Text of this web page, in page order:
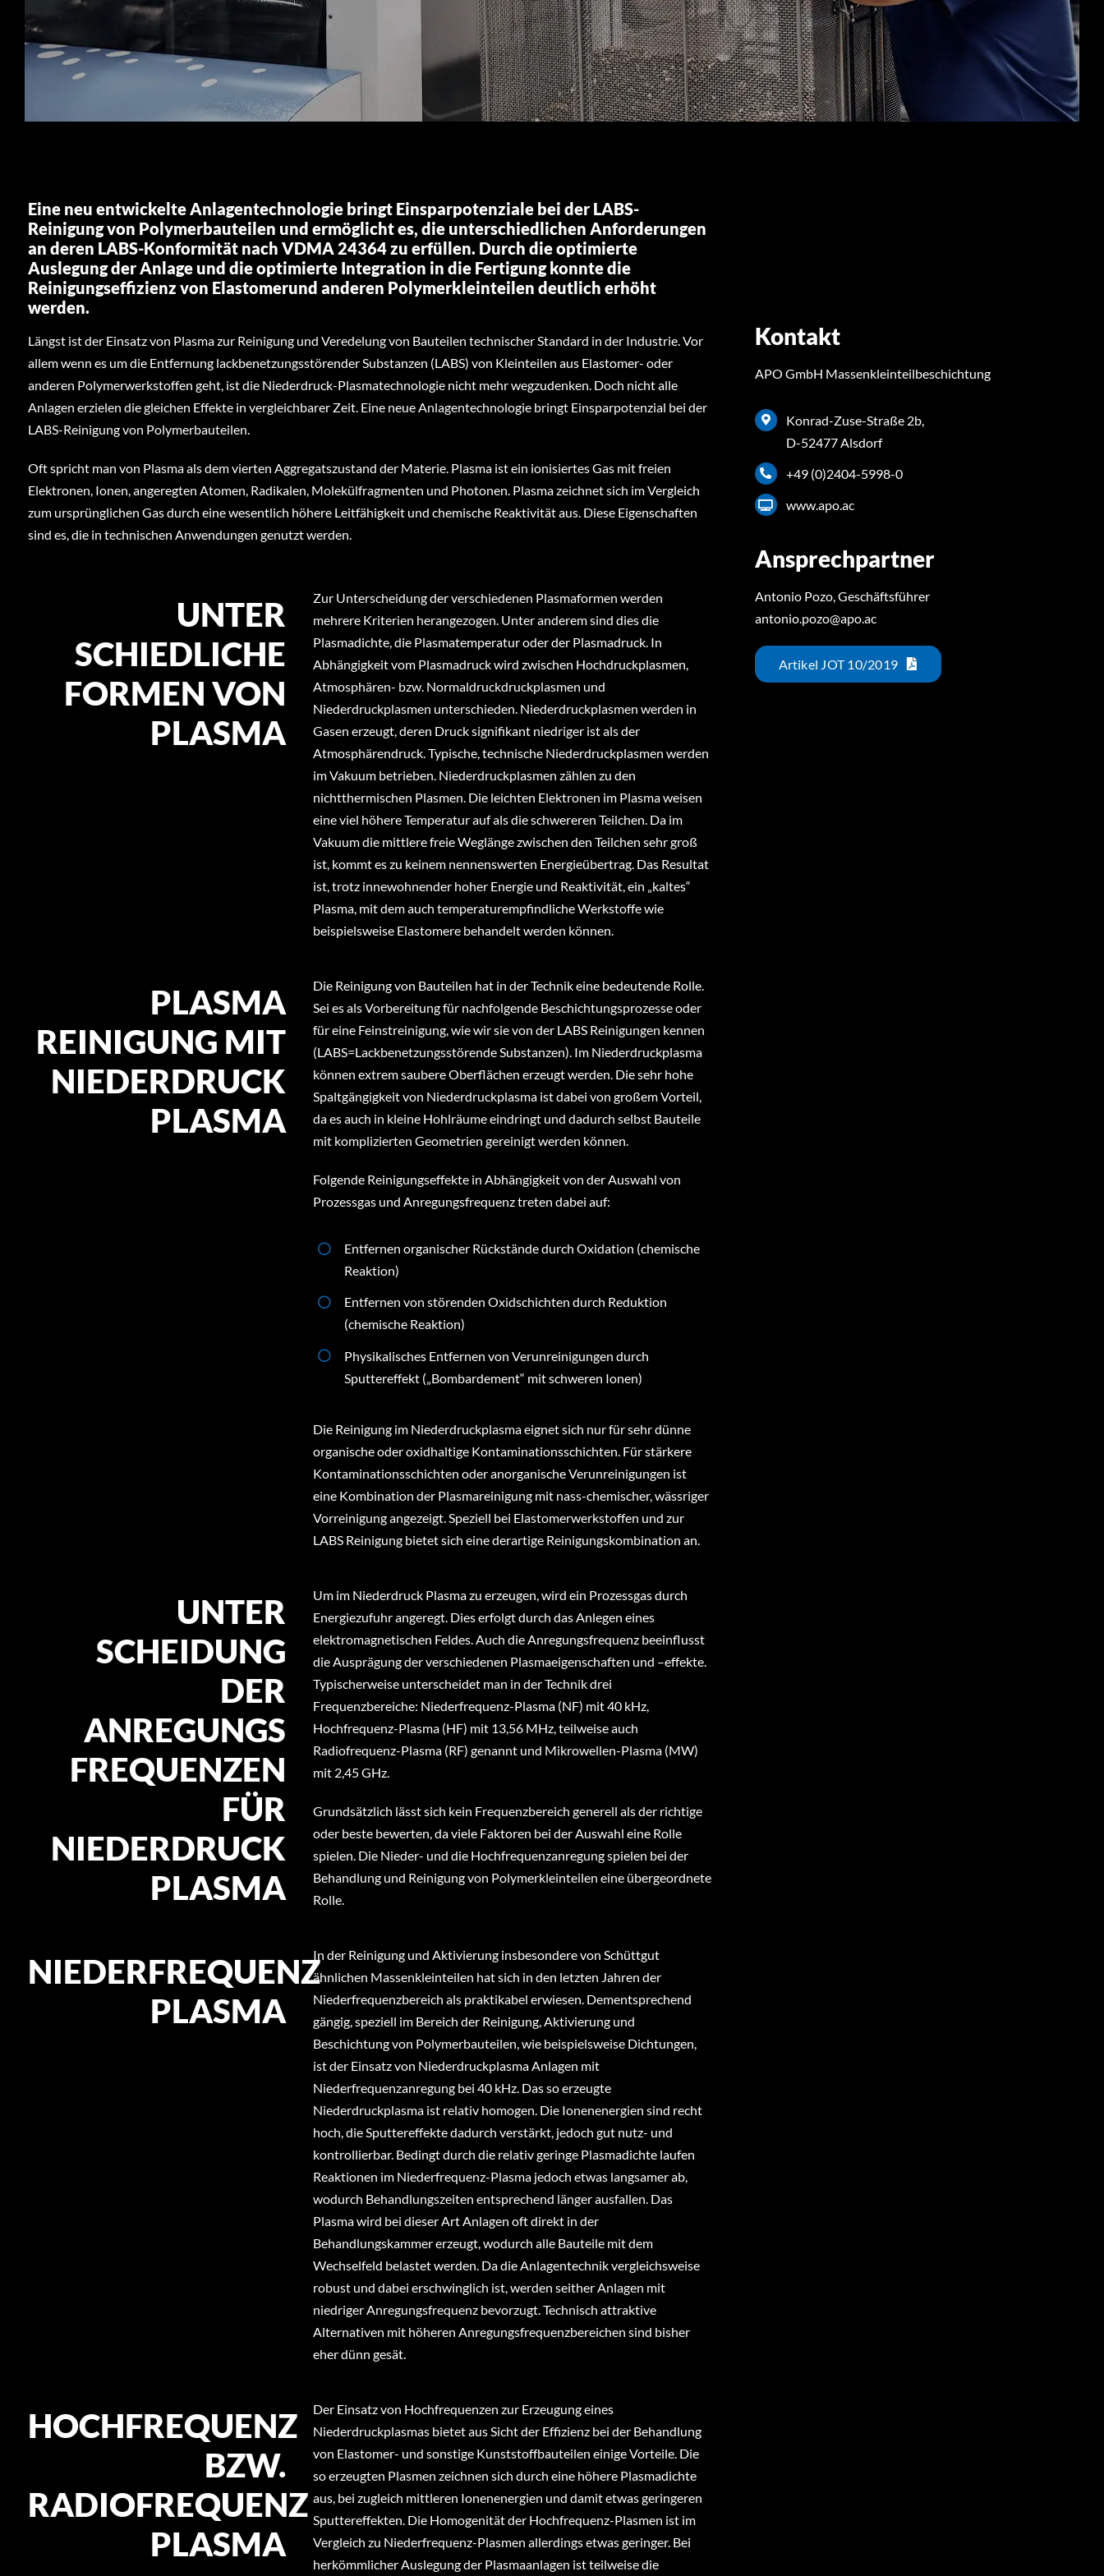
Eine neu entwickelte Anlagentechnologie bringt Einsparpotenziale bei der LABS-
Reinigung von Polymerbauteilen und ermöglicht es, die unterschiedlichen Anforderungen
an deren LABS-Konformität nach VDMA 24364 zu erfüllen. Durch die optimierte
Auslegung der Anlage und die optimierte Integration in die Fertigung konnte die
Reinigungseffizienz von Elastomerund anderen Polymerkleinteilen deutlich erhöht
werden.
Längst ist der Einsatz von Plasma zur Reinigung und Veredelung von Bauteilen technischer Standard in der Industrie. Vor
allem wenn es um die Entfernung lackbenetzungsstörender Substanzen (LABS) von Kleinteilen aus Elastomer- oder
anderen Polymerwerkstoffen geht, ist die Niederdruck-Plasmatechnologie nicht mehr wegzudenken. Doch nicht alle
Anlagen erzielen die gleichen Effekte in vergleichbarer Zeit. Eine neue Anlagentechnologie bringt Einsparpotenzial bei der
LABS-Reinigung von Polymerbauteilen.
Oft spricht man von Plasma als dem vierten Aggregatszustand der Materie. Plasma ist ein ionisiertes Gas mit freien
Elektronen, Ionen, angeregten Atomen, Radikalen, Molekülfragmenten und Photonen. Plasma zeichnet sich im Vergleich
zum ursprünglichen Gas durch eine wesentlich höhere Leitfähigkeit und chemische Reaktivität aus. Diese Eigenschaften
sind es, die in technischen Anwendungen genutzt werden.
UNTER
SCHIEDLICHE
FORMEN VON
PLASMA
Zur Unterscheidung der verschiedenen Plasmaformen werden
mehrere Kriterien herangezogen. Unter anderem sind dies die
Plasmadichte, die Plasmatemperatur oder der Plasmadruck. In
Abhängigkeit vom Plasmadruck wird zwischen Hochdruckplasmen,
Atmosphären- bzw. Normaldruckdruckplasmen und
Niederdruckplasmen unterschieden. Niederdruckplasmen werden in
Gasen erzeugt, deren Druck signifikant niedriger ist als der
Atmosphärendruck. Typische, technische Niederdruckplasmen werden
im Vakuum betrieben. Niederdruckplasmen zählen zu den
nichtthermischen Plasmen. Die leichten Elektronen im Plasma weisen
eine viel höhere Temperatur auf als die schwereren Teilchen. Da im
Vakuum die mittlere freie Weglänge zwischen den Teilchen sehr groß
ist, kommt es zu keinem nennenswerten Energieübertrag. Das Resultat
ist, trotz innewohnender hoher Energie und Reaktivität, ein „kaltes“
Plasma, mit dem auch temperaturempfindliche Werkstoffe wie
beispielsweise Elastomere behandelt werden können.
PLASMA
REINIGUNG MIT
NIEDERDRUCK
PLASMA
Die Reinigung von Bauteilen hat in der Technik eine bedeutende Rolle.
Sei es als Vorbereitung für nachfolgende Beschichtungsprozesse oder
für eine Feinstreinigung, wie wir sie von der LABS Reinigungen kennen
(LABS=Lackbenetzungsstörende Substanzen). Im Niederdruckplasma
können extrem saubere Oberflächen erzeugt werden. Die sehr hohe
Spaltgängigkeit von Niederdruckplasma ist dabei von großem Vorteil,
da es auch in kleine Hohlräume eindringt und dadurch selbst Bauteile
mit komplizierten Geometrien gereinigt werden können.
Folgende Reinigungseffekte in Abhängigkeit von der Auswahl von
Prozessgas und Anregungsfrequenz treten dabei auf:
Entfernen organischer Rückstände durch Oxidation (chemische
Reaktion)
Entfernen von störenden Oxidschichten durch Reduktion
(chemische Reaktion)
Physikalisches Entfernen von Verunreinigungen durch
Sputtereffekt („Bombardement“ mit schweren Ionen)
Die Reinigung im Niederdruckplasma eignet sich nur für sehr dünne
organische oder oxidhaltige Kontaminationsschichten. Für stärkere
Kontaminationsschichten oder anorganische Verunreinigungen ist
eine Kombination der Plasmareinigung mit nass-chemischer, wässriger
Vorreinigung angezeigt. Speziell bei Elastomerwerkstoffen und zur
LABS Reinigung bietet sich eine derartige Reinigungskombination an.
UNTER
SCHEIDUNG
DER
ANREGUNGS
FREQUENZEN
FÜR
NIEDERDRUCK
PLASMA
Um im Niederdruck Plasma zu erzeugen, wird ein Prozessgas durch
Energiezufuhr angeregt. Dies erfolgt durch das Anlegen eines
elektromagnetischen Feldes. Auch die Anregungsfrequenz beeinflusst
die Ausprägung der verschiedenen Plasmaeigenschaften und –effekte.
Typischerweise unterscheidet man in der Technik drei
Frequenzbereiche: Niederfrequenz-Plasma (NF) mit 40 kHz,
Hochfrequenz-Plasma (HF) mit 13,56 MHz, teilweise auch
Radiofrequenz-Plasma (RF) genannt und Mikrowellen-Plasma (MW)
mit 2,45 GHz.
Grundsätzlich lässt sich kein Frequenzbereich generell als der richtige
oder beste bewerten, da viele Faktoren bei der Auswahl eine Rolle
spielen. Die Nieder- und die Hochfrequenzanregung spielen bei der
Behandlung und Reinigung von Polymerkleinteilen eine übergeordnete
Rolle.
NIEDERFREQUENZ
PLASMA
In der Reinigung und Aktivierung insbesondere von Schüttgut
ähnlichen Massenkleinteilen hat sich in den letzten Jahren der
Niederfrequenzbereich als praktikabel erwiesen. Dementsprechend
gängig, speziell im Bereich der Reinigung, Aktivierung und
Beschichtung von Polymerbauteilen, wie beispielsweise Dichtungen,
ist der Einsatz von Niederdruckplasma Anlagen mit
Niederfrequenzanregung bei 40 kHz. Das so erzeugte
Niederdruckplasma ist relativ homogen. Die Ionenenergien sind recht
hoch, die Sputtereffekte dadurch verstärkt, jedoch gut nutz- und
kontrollierbar. Bedingt durch die relativ geringe Plasmadichte laufen
Reaktionen im Niederfrequenz-Plasma jedoch etwas langsamer ab,
wodurch Behandlungszeiten entsprechend länger ausfallen. Das
Plasma wird bei dieser Art Anlagen oft direkt in der
Behandlungskammer erzeugt, wodurch alle Bauteile mit dem
Wechselfeld belastet werden. Da die Anlagentechnik vergleichsweise
robust und dabei erschwinglich ist, werden seither Anlagen mit
niedriger Anregungsfrequenz bevorzugt. Technisch attraktive
Alternativen mit höheren Anregungsfrequenzbereichen sind bisher
eher dünn gesät.
HOCHFREQUENZ
BZW.
RADIOFREQUENZ
PLASMA
Der Einsatz von Hochfrequenzen zur Erzeugung eines
Niederdruckplasmas bietet aus Sicht der Effizienz bei der Behandlung
von Elastomer- und sonstige Kunststoffbauteilen einige Vorteile. Die
so erzeugten Plasmen zeichnen sich durch eine höhere Plasmadichte
aus, bei zugleich mittleren Ionenenergien und damit etwas geringeren
Sputtereffekten. Die Homogenität der Hochfrequenz-Plasmen ist im
Vergleich zu Niederfrequenz-Plasmen allerdings etwas geringer. Bei
herkömmlicher Auslegung der Plasmaanlagen ist teilweise die
Kontakt
APO GmbH Massenkleinteilbeschichtung
Konrad-Zuse-Straße 2b,
D-52477 Alsdorf
+49 (0)2404-5998-0
www.apo.ac
Ansprechpartner
Antonio Pozo, Geschäftsführer
antonio.pozo@apo.ac
Artikel JOT 10/2019